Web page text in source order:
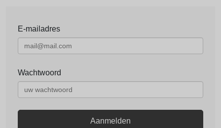
E-mailadres
Wachtwoord
Aanmelden